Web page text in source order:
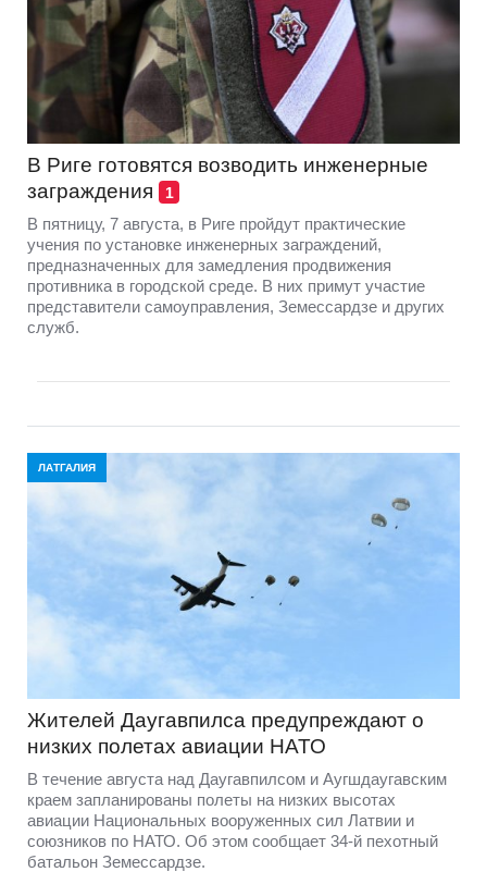
В Риге готовятся возводить инженерные
заграждения
1
В пятницу, 7 августа, в Риге пройдут практические
учения по установке инженерных заграждений,
предназначенных для замедления продвижения
противника в городской среде. В них примут участие
представители самоуправления, Земессардзе и других
служб.
ЛАТГАЛИЯ
Жителей Даугавпилса предупреждают о
низких полетах авиации НАТО
В течение августа над Даугавпилсом и Аугшдаугавским
краем запланированы полеты на низких высотах
авиации Национальных вооруженных сил Латвии и
союзников по НАТО. Об этом сообщает 34-й пехотный
батальон Земессардзе.